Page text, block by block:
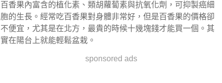
百香果內富含的植化素、類胡蘿蔔素與抗氧化劑，可抑製癌細
胞的生長。經常吃百香果對身體非常好，但是百香果的價格卻
不便宜，尤其是在北方，最貴的時候十幾塊錢才能買一個。其
實在陽台上就能輕鬆盆栽。
sponsored ads